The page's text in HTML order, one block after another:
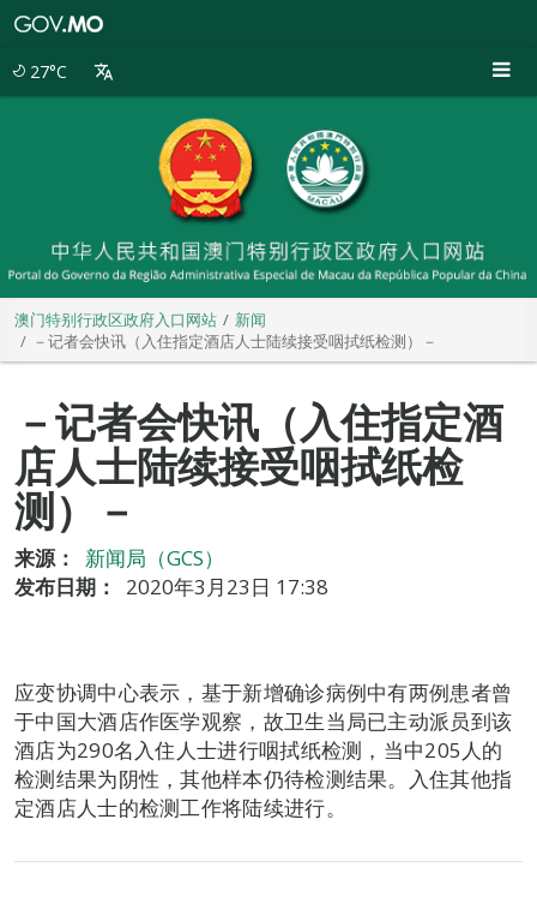
27°C
澳门特别行政区政府入口网站
新闻
－记者会快讯（入住指定酒店人士陆续接受咽拭纸检测）－
－记者会快讯（入住指定酒
店人士陆续接受咽拭纸检
测）－
来源：
新闻局（GCS）
发布日期：
2020年3月23日 17:38
应变协调中心表示，基于新增确诊病例中有两例患者曾
于中国大酒店作医学观察，故卫生当局已主动派员到该
酒店为290名入住人士进行咽拭纸检测，当中205人的
检测结果为阴性，其他样本仍待检测结果。入住其他指
定酒店人士的检测工作将陆续进行。